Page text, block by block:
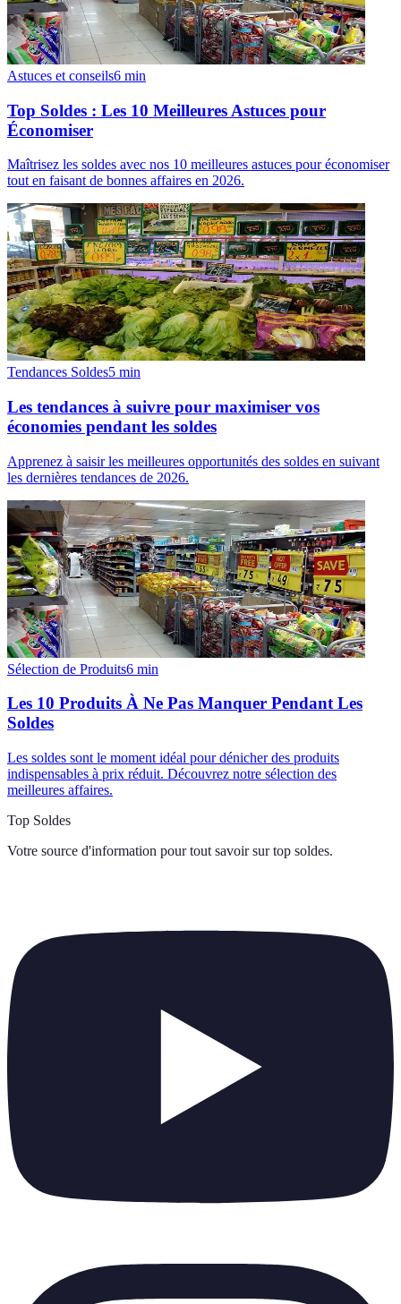
Astuces et conseils6 min
Top Soldes : Les 10 Meilleures Astuces pour
Économiser
Maîtrisez les soldes avec nos 10 meilleures astuces pour économiser
tout en faisant de bonnes affaires en 2026.
Tendances Soldes5 min
Les tendances à suivre pour maximiser vos
économies pendant les soldes
Apprenez à saisir les meilleures opportunités des soldes en suivant
les dernières tendances de 2026.
Sélection de Produits6 min
Les 10 Produits À Ne Pas Manquer Pendant Les
Soldes
Les soldes sont le moment idéal pour dénicher des produits
indispensables à prix réduit. Découvrez notre sélection des
meilleures affaires.
Top Soldes
Votre source d'information pour tout savoir sur top soldes.